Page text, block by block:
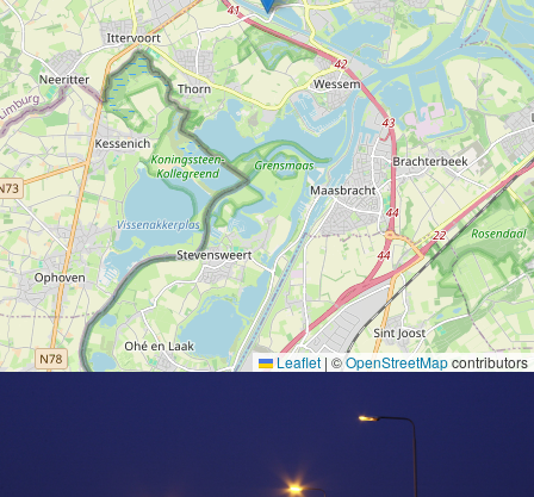
Leaflet | ©OpenStreetMapcontributors